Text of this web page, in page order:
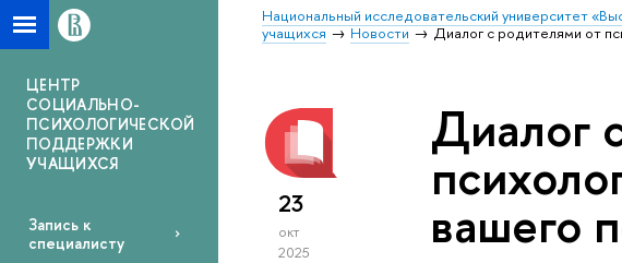
Национальный исследовательский университет
учащихся
Новости Диалог с родителями от
ЦЕНТР
СОЦИАЛЬНО-
ПСИХОЛОГИЧЕСКОЙ
ПОДДЕРЖКИ
УЧАЩИХСЯ
Запись к
специалисту
23
окт
2025
Диалог
вашего